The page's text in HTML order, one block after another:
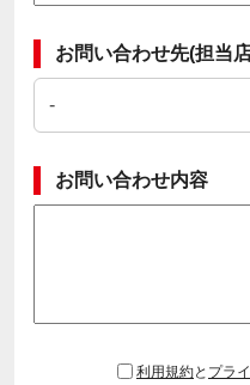
お問い合わせ先(担当
お問い合わせ内容
利用規約と プラ